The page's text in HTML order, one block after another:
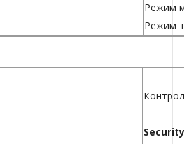
Режим
Режим
Security